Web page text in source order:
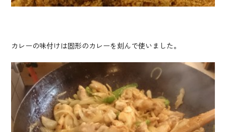
カレーの味付けは固形のカレーを刻んで使いました。